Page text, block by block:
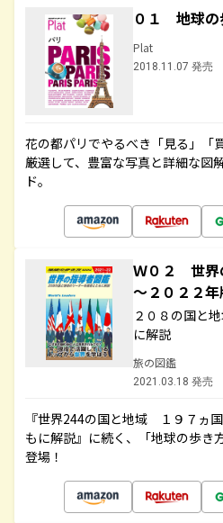
０１ 地球
Plat
2018.11.07 発売
花の都パリでやるべき「見る」「
厳選して、豊富な写真と詳細な図
ド。
Ｗ０２ 世界
～２０２２
２０８の国と
に解説
旅の図鑑
2021.03.18 発売
『世界244の国と地域 １９７ヵ
もに解説』に続く、「地球の歩き
登場！